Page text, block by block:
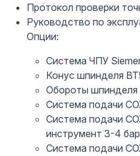
Протокол проверки
Руководство по
Опции:
Система ЧПУ
Конус шпинделя
Обороты
Система подачи
Система подачи
инструмент 3-4 бар
Система подачи